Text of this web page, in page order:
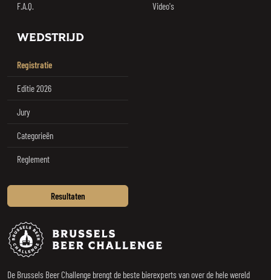
F.A.Q. Video's
WEDSTRIJD
Registratie
Editie 2026
Jury
Categorieën
Reglement
Resultaten
De Brussels Beer Challenge brengt de beste bierexperts van over de hele wereld